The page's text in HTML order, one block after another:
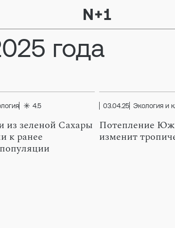
года
4.5
из зеленой Сахары
к ранее
03.04.25 Экология и
Потепление
изменит